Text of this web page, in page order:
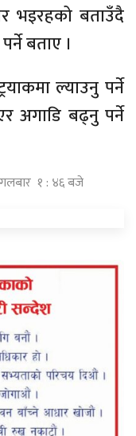
भइरहको बताउँदै
बताए ।
ल्याउनु पर्ने
अगाडि बढ्नु पर्ने
१ : ४६ बजे